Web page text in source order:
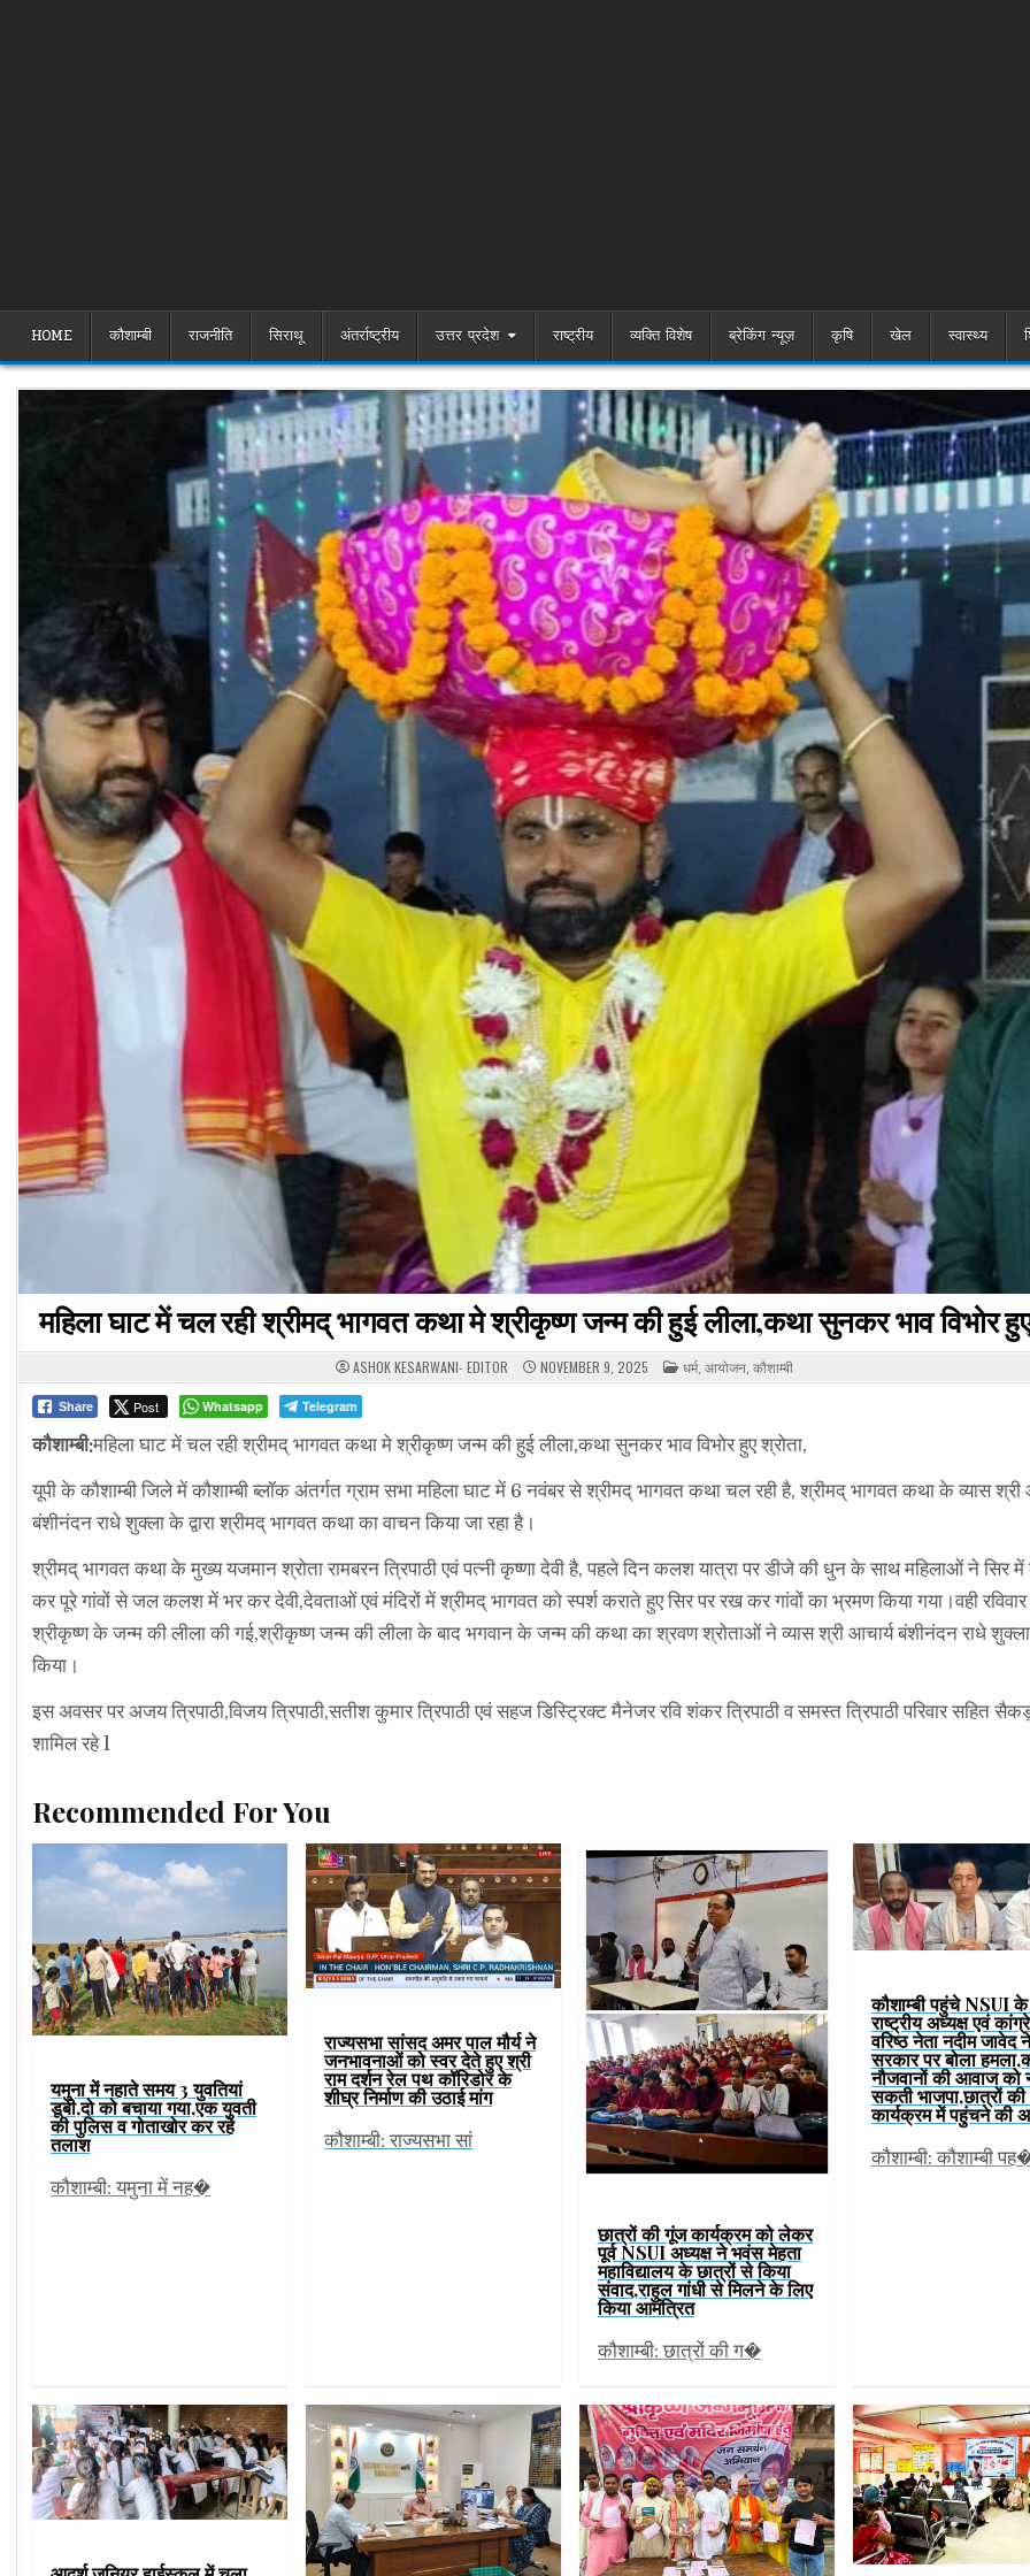
HOME कौशाम्बी राजनीति सिराथू अंतर्राष्ट्रीय उत्तर प्रदेश राष्ट्रीय व्यक्ति विशेष ब्रेकिंग न्यूज़ कृषि खेल स्वास्थ्य
महिला घाट में चल रही श्रीमद् भागवत कथा मे श्रीकृष्ण जन्म की हुई लीला,कथा सुनकर भाव विभोर
ASHOK KESARWANI- EDITOR NOVEMBER 9, 2025 POSTED
IN
धर्म, आयोजन कौशाम्बी
Share Post Whatsapp Telegram
कौशाम्बी:महिला घाट में चल रही श्रीमद् भागवत कथा मे श्रीकृष्ण जन्म की हुई लीला,कथा सुनकर भाव विभोर हुए श्रोता,
यूपी के कौशाम्बी जिले में कौशाम्बी ब्लॉक अंतर्गत ग्राम सभा महिला घाट में 6 नवंबर से श्रीमद् भागवत कथा चल रही है, श्रीमद् भागवत कथा के व्यास श्री
बंशीनंदन राधे शुक्ला के द्वारा श्रीमद् भागवत कथा का वाचन किया जा रहा है।
श्रीमद् भागवत कथा के मुख्य यजमान श्रोता रामबरन त्रिपाठी एवं पत्नी कृष्णा देवी है, पहले दिन कलश यात्रा पर डीजे की धुन के साथ महिलाओं ने
कर पूरे गांवों से जल कलश में भर कर देवी,देवताओं एवं मंदिरों में श्रीमद् भागवत को स्पर्श कराते हुए सिर पर रख कर गांवों का भ्रमण किया गया।वही
श्रीकृष्ण के जन्म की लीला की गई,श्रीकृष्ण जन्म की लीला के बाद भगवान के जन्म की कथा का श्रवण श्रोताओं ने व्यास श्री आचार्य बंशीनंदन राधे शुक्ला
किया।
इस अवसर पर अजय त्रिपाठी,विजय त्रिपाठी,सतीश कुमार त्रिपाठी एवं सहज डिस्ट्रिक्ट मैनेजर रवि शंकर त्रिपाठी व समस्त त्रिपाठी परिवार सहित
शामिल रहे l
Recommended For You
यमुना में नहाते समय 3 युवतियां
डूबी,दो को बचाया गया,एक युवती
की पुलिस व गोताखोर कर रहे
तलाश
कौशाम्बी: यमुना में नह�
राज्यसभा सांसद अमर पाल मौर्य ने
जनभावनाओं को स्वर देते हुए श्री
राम दर्शन रेल पथ कॉरिडोर के
शीघ्र निर्माण की उठाई मांग
कौशाम्बी: राज्यसभा सां
छात्रों की गूंज कार्यक्रम को लेकर
पूर्व NSUI अध्यक्ष ने भवंस मेहता
महाविद्यालय के छात्रों से किया
संवाद,राहुल गांधी से मिलने के लिए
किया आमंत्रित
कौशाम्बी: छात्रों की ग�
कौशाम्बी पहुंचे NSUI के
राष्ट्रीय अध्यक्ष एवं
वरिष्ठ नेता नदीम जावेद
सरकार पर बोला
नौजवानों की आवाज को
सकती भाजपा,छात्रों
कार्यक्रम में पहुंचने की
कौशाम्बी: कौशाम्बी